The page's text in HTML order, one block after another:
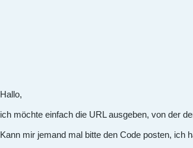
Hallo,
ich möchte einfach die URL ausgeben, von der
Kann mir jemand mal bitte den Code posten, ich